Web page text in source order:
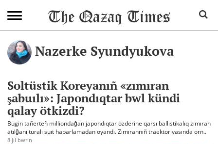
Nazerke Syundyukova
Soltüstik Koreyanıñ «zımıran
şabuılı»: Japondıqtar bwl kündi
qalay ötkizdi?
Bügin tañerteñ milliondağan japondıqtar özderine qarsı ballistikalıq zımıran
atılğanı turalı suıt habarlamadan oyandı. Zımırannıñ traektoriyasında orn..
8 jıl bwrın